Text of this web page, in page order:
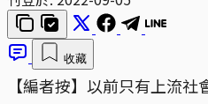
收藏
【編者按】以前只有上流